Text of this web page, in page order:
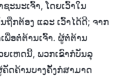
ະນະເຈົ້າ, ໂດຍເວົ້າໃນ
ກຕ້ອງ ແລະ ເວົ້າໄດ້ດີ; ຈາກ
ອຕໍ່ຕ້ານເຈົ້າ. ຜູ້ຕໍ່ຕ້ານ
ຍເຫດນີ້, ພວກເຂົາກໍບັນລຸ
ດຄ້ານບາງຄັ້ງກໍສາມາດ